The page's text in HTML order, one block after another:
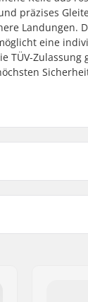
präzises
Landungen.
eine
TÜV-Zulassung
Gegossen,